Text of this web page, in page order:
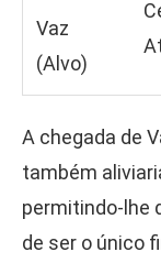
Vaz
(Alvo)
A chegada de
também
permitindo-lhe
de ser o único